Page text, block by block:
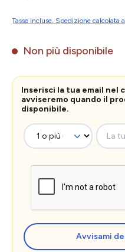
Tasse incluse. Spedizione calcolata
Non più disponibile
Inserisci la tua email nel
avviseremo quando il
disponibile.
La tua
Avvisami